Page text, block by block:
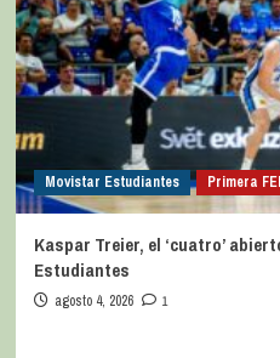
Movistar Estudiantes Primera
Kaspar Treier, el ‘cuatro’
Estudiantes
agosto 4, 2026 1